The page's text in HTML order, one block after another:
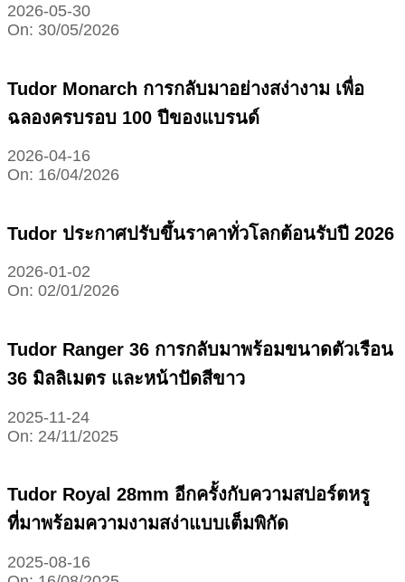
2026-05-30
On: 30/05/2026
Tudor Monarch การกลับมาอย่างสง่างาม เพื่อ
ฉลองครบรอบ 100 ปีของแบรนด์
2026-04-16
On: 16/04/2026
Tudor ประกาศปรับขึ้นราคาทั่วโลกต้อนรับปี 2026
2026-01-02
On: 02/01/2026
Tudor Ranger 36 การกลับมาพร้อมขนาดตัวเรือน
36 มิลลิเมตร และหน้าปัดสีขาว
2025-11-24
On: 24/11/2025
Tudor Royal 28mm อีกครั้งกับความสปอร์ตหรู
ที่มาพร้อมความงามสง่าแบบเต็มพิกัด
2025-08-16